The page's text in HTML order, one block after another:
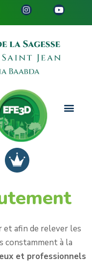
et afin de relever les
constamment à la
et professionnels